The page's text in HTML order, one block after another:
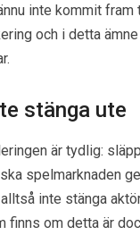
inte kommit
och i detta
stänga ute
är tydlig:
spelmarknaden
inte stänga
finns om detta är